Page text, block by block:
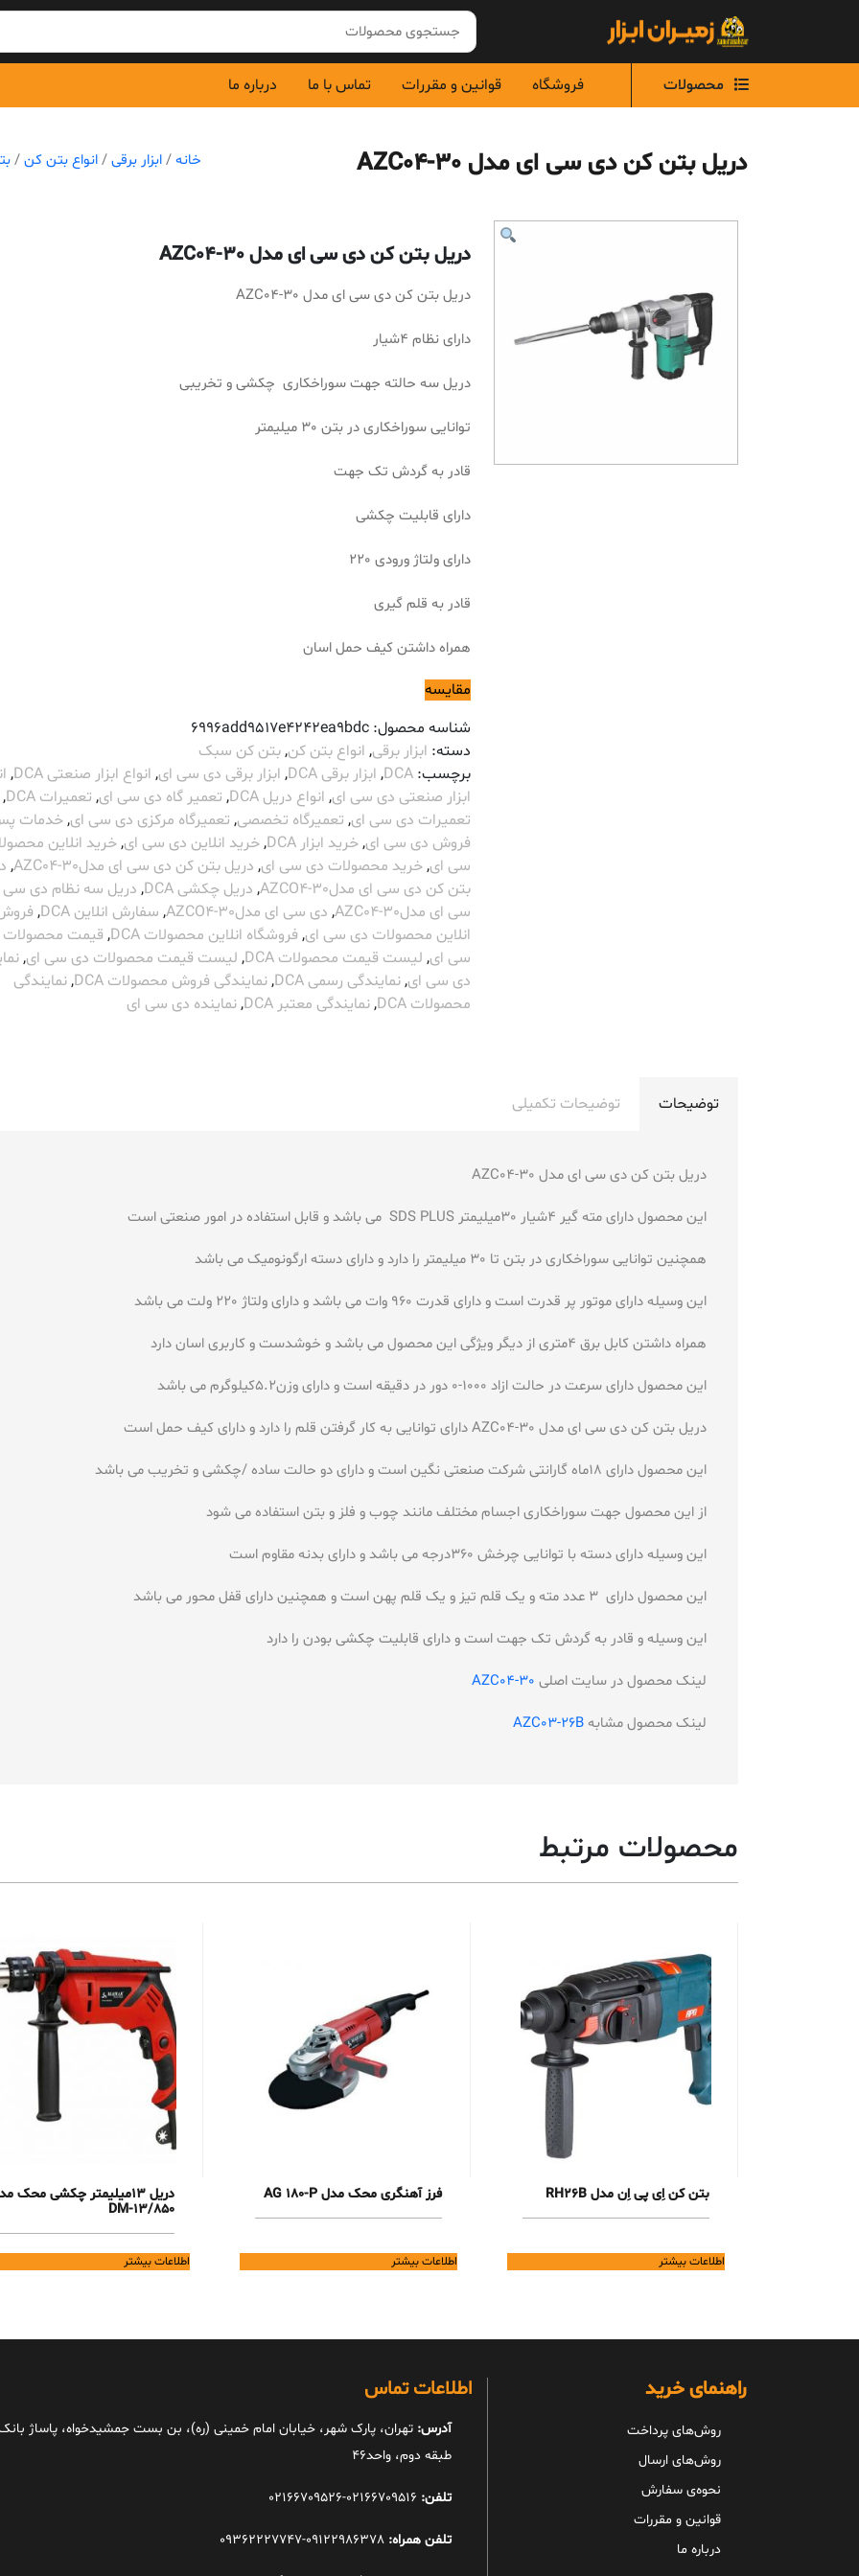
محصولات فروشگاه قوانین و مقررات تماس با ما درباره ما
دریل بتن کن دی سی ای مدل AZC04-30 خانه /ابزار برقی /انواع بتن کن /
دریل بتن کن دی سی ای مدل AZC04-30
دریل بتن کن دی سی ای مدل AZC04-30
دارای نظام 4شیار
دریل سه حالته جهت سوراخکاری چکشی و تخریبی
توانایی سوراخکاری در بتن 30 میلیمتر
قادر به گردش تک جهت
دارای قابلیت چکشی
دارای ولتاژ ورودی 220
قادر به قلم گیری
همراه داشتن کیف حمل اسان
مقایسه
شناسه محصول: 6996add9517e4242ea9bdc
دسته: ابزار برقی, انواع بتن کن,بتن کن سبک
برچسب: DCA
, ابزار برقی DCA , ابزار برقی دی سی ای, انواع ابزار صنعتی DCA ,
ابزار صنعتی دی سی ای, انواع دریل DCA , تعمیر گاه دی سی ای, تعمیرات DCA
,
تعمیرات دی سی ای, تعمیرگاه تخصصی, تعمیرگاه مرکزی دی سی ای,خدمات
فروش دی سی ای,خرید ابزار DCA ,خرید انلاین دی سی ای,خرید انلاین
سی ای,خرید محصولات دی سی ای, دریل بتن کن دی سی ای مدلAZC04-30 ,
بتن کن دی سی ای مدلAZCO4-30
, دریل چکشی DCA , دریل سه نظام دی سی
سی ای مدلAZC04-30
, دی سی ای مدلAZCO4-30 , سفارش انلاین DCA ,
انلاین محصولات دی سی ای, فروشگاه انلاین محصولات DCA , قیمت
سی ای, لیست قیمت محصولات DCA , لیست قیمت محصولات دی سی ای,
دی سی ای,نمایندگی رسمی DCA ,نمایندگی فروش محصولات DCA ,نمایندگی
محصولات DCA
,نمایندگی معتبر DCA ,نماینده دی سی ای
توضیحات توضیحات تکمیلی
دریل بتن کن دی سی ای مدل AZC04-30
این محصول دارای مته گیر 4شیار 30میلیمتر SDS PLUS می باشد و قابل استفاده در امور صنعتی است
همچنین توانایی سوراخکاری در بتن تا 30 میلیمتر را دارد و دارای دسته ارگونومیک می باشد
این وسیله دارای موتور پر قدرت است و دارای قدرت 960 وات می باشد و دارای ولتاژ 220 ولت می باشد
همراه داشتن کابل برق 4متری از دیگر ویژگی این محصول می باشد و خوشدست و کاربری اسان دارد
این محصول دارای سرعت در حالت ازاد 1000-0 دور در دقیقه است و دارای وزن5.2کیلوگرم می باشد
دریل بتن کن دی سی ای مدل AZC04-30 دارای توانایی به کار گرفتن قلم را دارد و دارای کیف حمل است
این محصول دارای 18ماه گارانتی شرکت صنعتی نگین است و دارای دو حالت ساده /چکشی و تخریب می باشد
از این محصول جهت سوراخکاری اجسام مختلف مانند چوب و فلز و بتن استفاده می شود
این وسیله دارای دسته با توانایی چرخش 360درجه می باشد و دارای بدنه مقاوم است
این محصول دارای 3 عدد مته و یک قلم تیز و یک قلم پهن است و همچنین دارای قفل محور می باشد
این وسیله و قادر به گردش تک جهت است و دارای قابلیت چکشی بودن را دارد
لینک محصول در سایت اصلی AZC04-30
لینک محصول مشابه
محصولات مرتبط
بتن کن اِی پی اِن مدل RH26B
اطلاعات بیشتر
فرز آهنگری محک مدل AG 180-P
اطلاعات بیشتر
دریل 13میلیمتر چکشی محک
DM-13/850
اطلاعات بیشتر
راهنمای خرید
روش‌های پرداخت
روش‌های ارسال
نحوه‌ی سفارش
قوانین و مقررات
درباره ما
اطلاعات تماس
آدرس: تهران، پارک شهر، خیابان امام خمینی (ره)، بن بست جمشیدخواه، پاساژ بانک
طبقه دوم، واحد46
تلفن:
تلفن همراه: 09122986378-09362227747